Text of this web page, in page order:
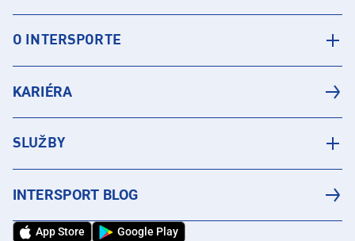
O INTERSPORTE
KARIÉRA
SLUŽBY
INTERSPORT BLOG
App Store Google Play